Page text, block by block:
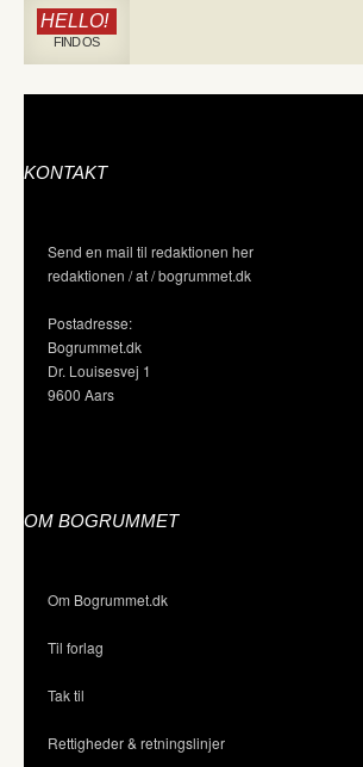
HELLO!
FIND OS
KONTAKT
Send en mail til redaktionen her
redaktionen / at / bogrummet.dk
Postadresse:
Bogrummet.dk
Dr. Louisesvej 1
9600 Aars
OM BOGRUMMET
Om Bogrummet.dk
Til forlag
Tak til
Rettigheder & retningslinjer